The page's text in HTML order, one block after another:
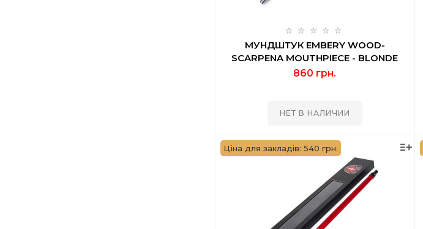
МУНДШТУК EMBERY WOOD-
SCARPENA MOUTHPIECE - BLONDE
860 грн.
НЕТ В НАЛИЧИИ
Ціна для закладів: 540 грн.